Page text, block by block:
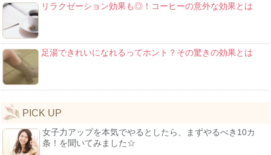
リラクゼーション効果も◎！コーヒーの意外な効果とは
足湯できれいになれるってホント？その驚きの効果とは
PICK UP
女子力アップを本気でやるとしたら、まずやるべき10カ
条！を聞いてみました☆